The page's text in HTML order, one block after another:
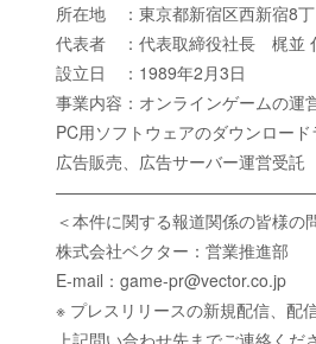
所在地 ：東京都新宿区西新宿8
代表者 ：代表取締役社長 梶並
設立日 ：1989年2月3日
事業内容：オンラインゲームの運
PC用ソフトウェアのダウンロー
広告販売、広告サーバー運営受託
＜本件に関する報道関係の皆様の
株式会社ベクター：営業推進部
E-mail：game-pr@vector.co.jp
※ プレスリリースの新規配信、配
上記問い合わせ先までご連絡くだ